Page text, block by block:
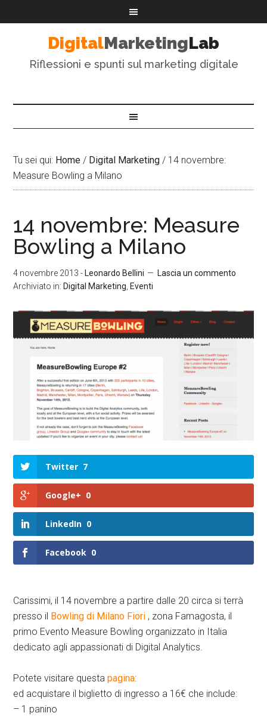
DigitalMarketingLab
Riflessioni e spunti sul marketing digitale
Tu sei qui: Home / Digital Marketing / 14 novembre:
Measure Bowling a Milano
14 novembre: Measure
Bowling a Milano
4 novembre 2013 - Leonardo Bellini
Lascia un commento
Archiviato in: Digital Marketing Eventi
Twitter 7
Google+ 0
LinkedIn 0
Facebook 0
Carissimi, il 14 novembre a partire dalle 20 circa si terrà
presso il Bowling di Milano Fiori , zona Famagosta, il
primo Evento Measure Bowling organizzato in Italia
dedicato agli appassionati di Digital Analytics.
Potete visitare questapagina:
ed acquistare il biglietto di ingresso a 16€ che include:
– 1 panino